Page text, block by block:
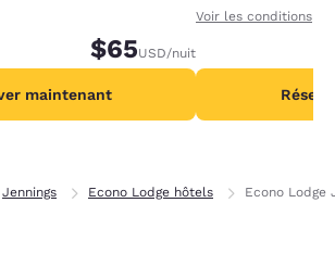
$65USD/nuit
maintenant
progression vers
par nuit.
Voir les conditions
Jennings Econo Lodge hôtels Econo Lodge